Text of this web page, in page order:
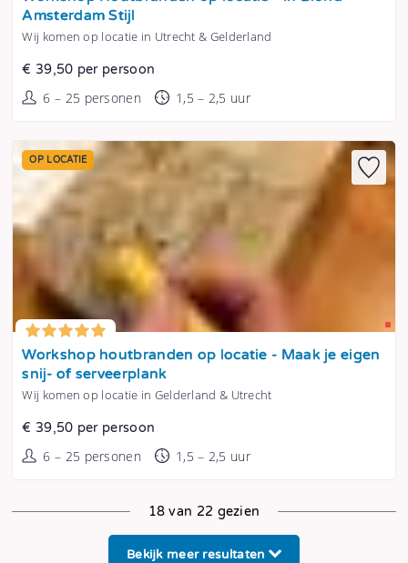
Amsterdam Stijl
Wij komen op locatie in Utrecht & Gelderland
€ 39,50 per persoon
6 – 25 personen 1,5 – 2,5 uur
Tonen
OP LOCATIE
Workshop houtbranden op locatie - Maak je eigen
snij- of serveerplank
Wij komen op locatie in Gelderland & Utrecht
€ 39,50 per persoon
6 – 25 personen 1,5 – 2,5 uur
18 van 22 gezien
Bekijk meer resultaten